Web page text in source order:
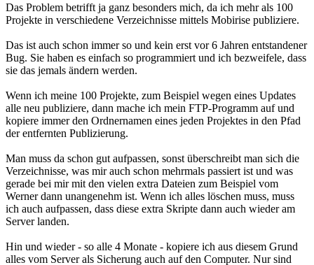
Das Problem betrifft ja ganz besonders mich, da ich mehr als 100
Projekte in verschiedene Verzeichnisse mittels Mobirise publiziere.
Das ist auch schon immer so und kein erst vor 6 Jahren entstandener
Bug. Sie haben es einfach so programmiert und ich bezweifele, dass
sie das jemals ändern werden.
Wenn ich meine 100 Projekte, zum Beispiel wegen eines Updates
alle neu publiziere, dann mache ich mein FTP-Programm auf und
kopiere immer den Ordnernamen eines jeden Projektes in den Pfad
der entfernten Publizierung.
Man muss da schon gut aufpassen, sonst überschreibt man sich die
Verzeichnisse, was mir auch schon mehrmals passiert ist und was
gerade bei mir mit den vielen extra Dateien zum Beispiel vom
Werner dann unangenehm ist. Wenn ich alles löschen muss, muss
ich auch aufpassen, dass diese extra Skripte dann auch wieder am
Server landen.
Hin und wieder - so alle 4 Monate - kopiere ich aus diesem Grund
alles vom Server als Sicherung auch auf den Computer. Nur sind